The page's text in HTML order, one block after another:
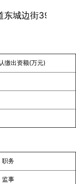
东城边街39号（
缴出资额(万元)
职务
监事